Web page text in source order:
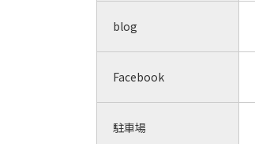
blog
Facebook
駐車場